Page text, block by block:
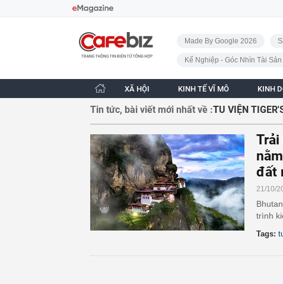
CafeBiz - Trang chủ
Made By Google 2026
Kế Nghiệp - Góc Nhìn Tài
XÃ HỘI KINH TẾ VĨ MÔ KINH
Tin tức, bài viết mới nhất về :TU VIỆN
đất
21/10/
trình
Tags: